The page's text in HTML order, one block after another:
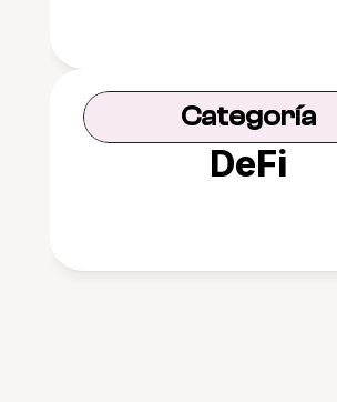
Categoría
DeFi